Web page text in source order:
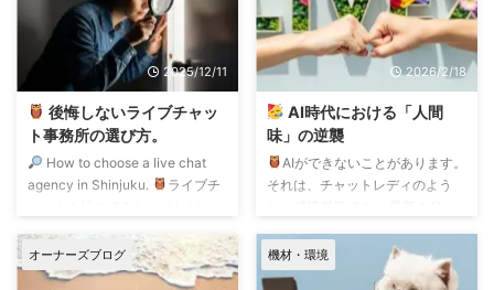
信に設定することが鉄則と考えま
す。 FC2ライブチャットでは、
無料配信と有料配信をパフォーマ
ーが切り替えることができます。
ションをとりながら、 集客して
おいて、有料配信に勧誘するとい
う流れがFC2ライブチャ ...
開を計画しています。 そのため
に、まる一年、ゆるゆると準備し
ておりました。 そろそろ本格始
動させます。 6月もよろしくお願
2025/12/11
後悔しないライブチャッ
ト事務所の選び方。
How to choose a live chat
agency in Shinjuku.
ライブチ
い」 「怖い事務所だったらどう
しよう」 と不安に思っていませ
2026/2/18
AI時代における「人間
味」の逆襲
AIができないことがあります。
それは、チャットレディのよう
で人間と会話しているかのようで
す。 しかしそれは、あくまで機
オーナーズブログ 機材・環境